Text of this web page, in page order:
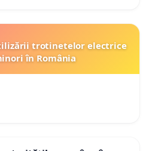
trotinetelor electrice
în România